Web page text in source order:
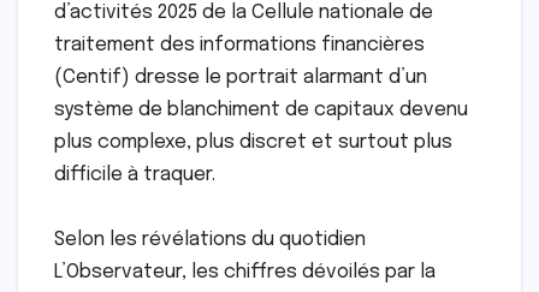
d’activités 2025 de la Cellule nationale de
traitement des informations financières
(Centif) dresse le portrait alarmant d’un
système de blanchiment de capitaux devenu
plus complexe, plus discret et surtout plus
difficile à traquer.
Selon les révélations du quotidien
L’Observateur, les chiffres dévoilés par la